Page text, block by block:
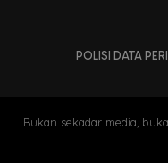
POLISI DATA
Bukan sekadar media,